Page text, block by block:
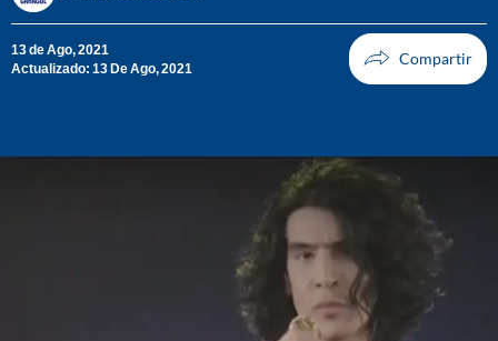
13 de Ago, 2021
Actualizado: 13 De Ago, 2021